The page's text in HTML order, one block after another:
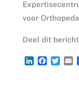
voor
Deel dit
L
F
T
E